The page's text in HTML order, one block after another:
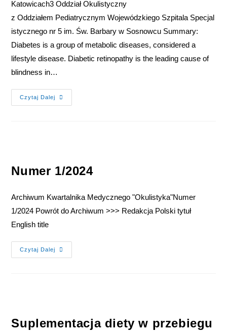
Katowicach3 Oddział Okulistyczny
z Oddziałem Pediatrycznym Wojewódzkiego Szpitala Specjal
istycznego nr 5 im. Św. Barbary w Sosnowcu Summary:
Diabetes is a group of metabolic diseases, considered a
lifestyle disease. Diabetic retinopathy is the leading cause of
blindness in…
Czytaj Dalej
Numer 1/2024
Archiwum Kwartalnika Medycznego "Okulistyka"Numer
1/2024 Powrót do Archiwum >>> Redakcja Polski tytuł
English title
Czytaj Dalej
Suplementacja diety w przebiegu